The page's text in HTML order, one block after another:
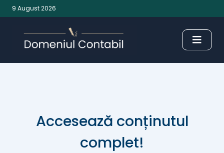
9 August 2026
Accesează conținutul
complet!